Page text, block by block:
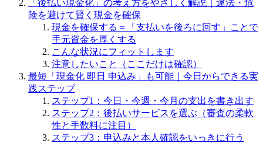
「後払い現金化」の考え方をやさしく解説｜違法・危
険を避けて賢く現金を確保
現金を確保する＝「支払いを後ろに回す」ことで
手元資金を厚くする
こんな状況にフィットします
注意したいこと（ここだけは確認）
最短「現金化 即日 申込み」も可能｜今日からできる実
践ステップ
ステップ1：今日・今週・今月の支出を書き出す
ステップ2：後払いサービスを選ぶ（審査の柔軟
性と手数料に注目）
ステップ3：申込みと本人確認をいっきに行う